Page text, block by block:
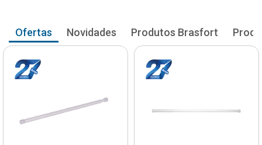
Ofertas Novidades Produtos Brasfort